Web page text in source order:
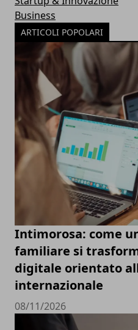
Business
ARTICOLI POPOLARI
Intimorosa: come
familiare si
digitale orientato
internazionale
08/11/2026